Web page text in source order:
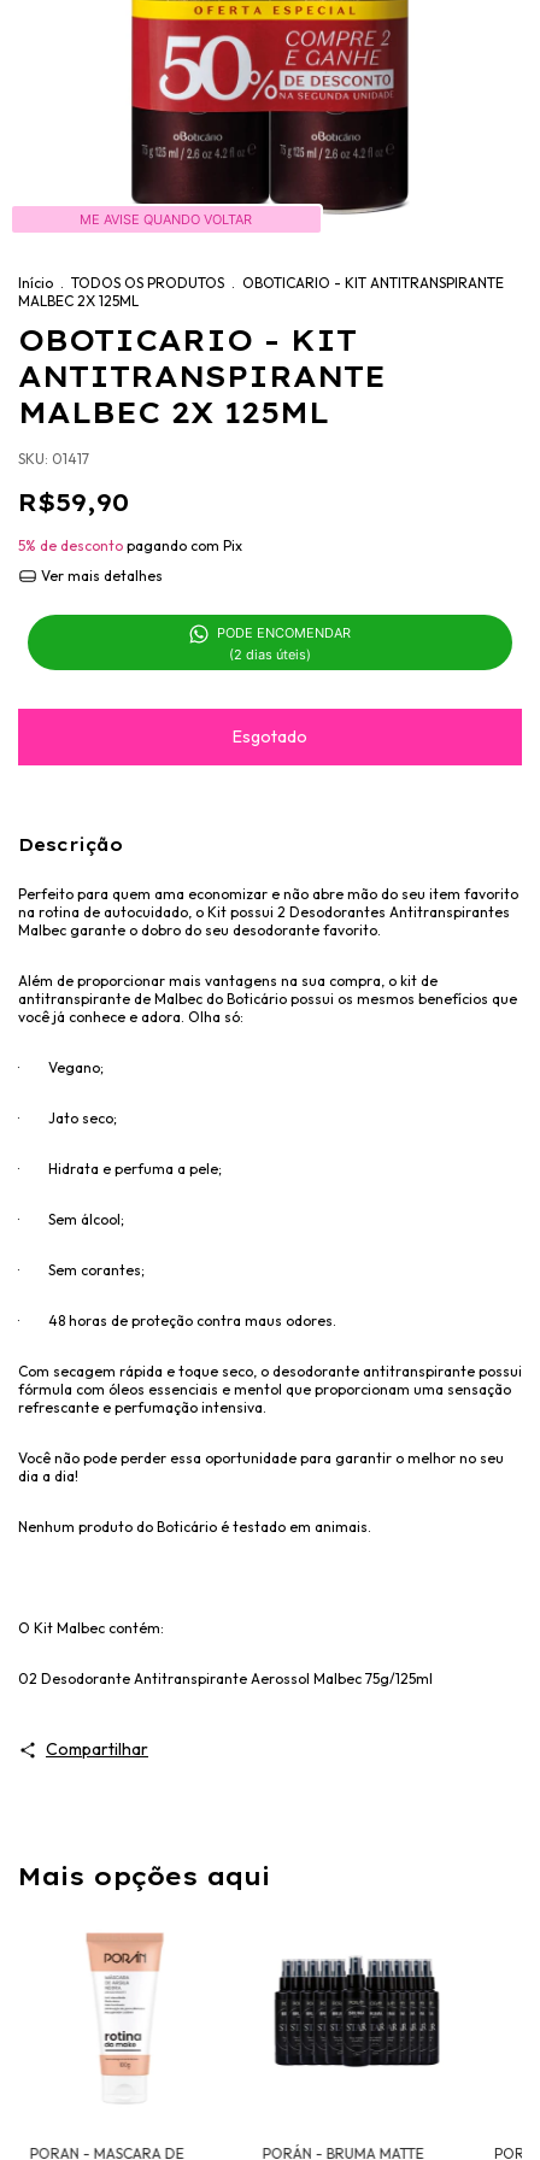
ME AVISE QUANDO VOLTAR
Início . TODOS OS PRODUTOS . OBOTICARIO - KIT ANTITRANSPIRANTE
MALBEC 2X 125ML
OBOTICARIO - KIT
ANTITRANSPIRANTE
MALBEC 2X 125ML
SKU: 01417
R$59,90
5% de desconto pagando com Pix
Ver mais detalhes
PODE ENCOMENDAR
(2 dias úteis)
Descrição
Perfeito para quem ama economizar e não abre mão do seu item favorito
na rotina de autocuidado, o Kit possui 2 Desodorantes Antitranspirantes
Malbec garante o dobro do seu desodorante favorito.
Além de proporcionar mais vantagens na sua compra, o kit de
antitranspirante de Malbec do Boticário possui os mesmos benefícios que
você já conhece e adora. Olha só:
· Vegano;
· Jato seco;
· Hidrata e perfuma a pele;
· Sem álcool;
· Sem corantes;
· 48 horas de proteção contra maus odores.
Com secagem rápida e toque seco, o desodorante antitranspirante possui
fórmula com óleos essenciais e mentol que proporcionam uma sensação
refrescante e perfumação intensiva.
Você não pode perder essa oportunidade para garantir o melhor no seu
dia a dia!
Nenhum produto do Boticário é testado em animais.
O Kit Malbec contém:
02 Desodorante Antitranspirante Aerossol Malbec 75g/125ml
Compartilhar
Mais opções aqui
PORAN - MASCARA DE
PORÁN - BRUMA MATTE